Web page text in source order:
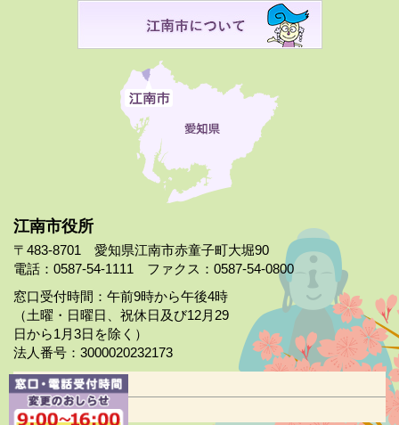
江南市役所
〒483-8701 愛知県江南市赤童子町大堀90
電話：0587-54-1111 ファクス：0587-54-0800
窓口受付時間：午前9時から午後4時
（土曜・日曜日、祝休日及び12月29
日から1月3日を除く）
法人番号：3000020232173
市役所案内
日曜市役所